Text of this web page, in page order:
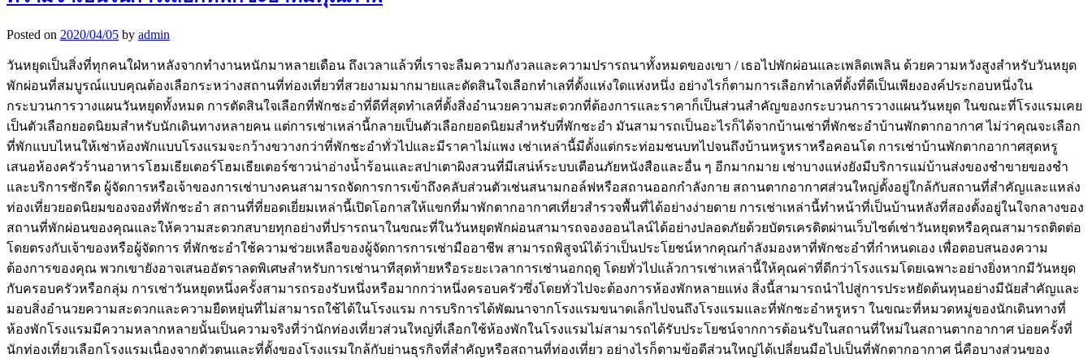
Posted on 2020/04/05 by admin
วันหยุดเป็นสิ่งที่ทุกคนใฝ่หาหลังจากทำงานหนักมาหลายเดือน ถึงเวลาแล้วที่เราจะลืมความกังวลและความปรารถนาทั้งหมดของเขา / เธอไปพักผ่อนและเพลิดเพลิน ด้วยความหวังสูงสำหรับวันหยุด
พักผ่อนที่สมบูรณ์แบบคุณต้องเลือกระหว่างสถานที่ท่องเที่ยวที่สวยงามมากมายและตัดสินใจเลือกทำเลที่ตั้งแห่งใดแห่งหนึ่ง อย่างไรก็ตามการเลือกทำเลที่ตั้งที่ดีเป็นเพียงองค์ประกอบหนึ่งใน
กระบวนการวางแผนวันหยุดทั้งหมด การตัดสินใจเลือกที่พักชะอำที่ดีที่สุดทำเลที่ตั้งสิ่งอำนวยความสะดวกที่ต้องการและราคาก็เป็นส่วนสำคัญของกระบวนการวางแผนวันหยุด ในขณะที่โรงแรมเคย
เป็นตัวเลือกยอดนิยมสำหรับนักเดินทางหลายคน แต่การเช่าเหล่านี้กลายเป็นตัวเลือกยอดนิยมสำหรับที่พักชะอำ มันสามารถเป็นอะไรก็ได้จากบ้านเช่าที่พักชะอำบ้านพักตากอากาศ ไม่ว่าคุณจะเลือก
ที่พักแบบไหนให้เช่าห้องพักแบบโรงแรมจะกว้างขวางกว่าที่พักชะอำทั่วไปและมีราคาไม่แพง เช่าเหล่านี้มีตั้งแต่กระท่อมชนบทไปจนถึงบ้านหรูหราหรือคอนโด การเช่าบ้านพักตากอากาศสุดหรู
เสนอห้องครัวร้านอาหารโฮมเธียเตอร์โฮมเธียเตอร์ซาวน่าอ่างน้ำร้อนและสปาเตาผิงสวนที่มีเสน่ห์ระบบเตือนภัยหนังสือและอื่น ๆ อีกมากมาย เช่าบางแห่งยังมีบริการแม่บ้านส่งของชำขายของชำ
และบริการซักรีด ผู้จัดการหรือเจ้าของการเช่าบางคนสามารถจัดการการเข้าถึงคลับส่วนตัวเช่นสนามกอล์ฟหรือสถานออกกำลังกาย สถานตากอากาศส่วนใหญ่ตั้งอยู่ใกล้กับสถานที่สำคัญและแหล่ง
ท่องเที่ยวยอดนิยมของจองที่พักชะอำ สถานที่ที่ยอดเยี่ยมเหล่านี้เปิดโอกาสให้แขกที่มาพักตากอากาศเที่ยวสำรวจพื้นที่ได้อย่างง่ายดาย การเช่าเหล่านี้ทำหน้าที่เป็นบ้านหลังที่สองตั้งอยู่ในใจกลางของ
สถานที่พักผ่อนของคุณและให้ความสะดวกสบายทุกอย่างที่ปรารถนาในขณะที่ในวันหยุดพักผ่อนสามารถจองออนไลน์ได้อย่างปลอดภัยด้วยบัตรเครดิตผ่านเว็บไซต์เช่าวันหยุดหรือคุณสามารถติดต่อ
โดยตรงกับเจ้าของหรือผู้จัดการ ที่พักชะอำใช้ความช่วยเหลือของผู้จัดการการเช่ามืออาชีพ สามารถพิสูจน์ได้ว่าเป็นประโยชน์หากคุณกำลังมองหาที่พักชะอำที่กำหนดเอง เพื่อตอบสนองความ
ต้องการของคุณ พวกเขายังอาจเสนออัตราลดพิเศษสำหรับการเช่านาทีสุดท้ายหรือระยะเวลาการเช่านอกฤดู โดยทั่วไปแล้วการเช่าเหล่านี้ให้คุณค่าที่ดีกว่าโรงแรมโดยเฉพาะอย่างยิ่งหากมีวันหยุด
กับครอบครัวหรือกลุ่ม การเช่าวันหยุดหนึ่งครั้งสามารถรองรับหนึ่งหรือมากกว่าหนึ่งครอบครัวซึ่งโดยทั่วไปจะต้องการห้องพักหลายแห่ง สิ่งนี้สามารถนำไปสู่การประหยัดต้นทุนอย่างมีนัยสำคัญและ
มอบสิ่งอำนวยความสะดวกและความยืดหยุ่นที่ไม่สามารถใช้ได้ในโรงแรม การบริการได้พัฒนาจากโรงแรมขนาดเล็กไปจนถึงโรงแรมและที่พักชะอำหรูหรา ในขณะที่หมวดหมู่ของนักเดินทางที่
ห้องพักโรงแรมมีความหลากหลายนั้นเป็นความจริงที่ว่านักท่องเที่ยวส่วนใหญ่ที่เลือกใช้ห้องพักในโรงแรมไม่สามารถได้รับประโยชน์จากการต้อนรับในสถานที่ใหม่ในสถานตากอากาศ บ่อยครั้งที่
นักท่องเที่ยวเลือกโรงแรมเนื่องจากตัวตนและที่ตั้งของโรงแรมใกล้กับย่านธุรกิจที่สำคัญหรือสถานที่ท่องเที่ยว อย่างไรก็ตามข้อดีส่วนใหญ่ได้เปลี่ยนมือไปเป็นที่พักตากอากาศ นี่คือบางส่วนของ